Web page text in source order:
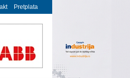
Pretplata